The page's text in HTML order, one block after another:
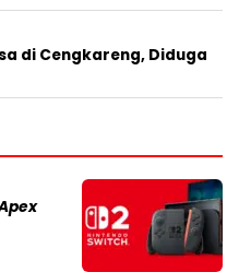
di Cengkareng, Diduga